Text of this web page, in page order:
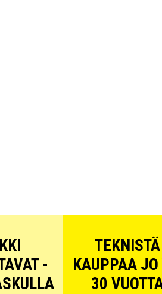
-
TEKNISTÄ
KAUPPAA JO
30